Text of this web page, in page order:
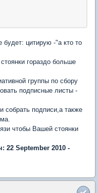
будет: цитирую -"а кто то
гораздо больше
группы по сбору
подписные листы -
подписи,а также
чтобы Вашей стоянки
22 September 2010 -